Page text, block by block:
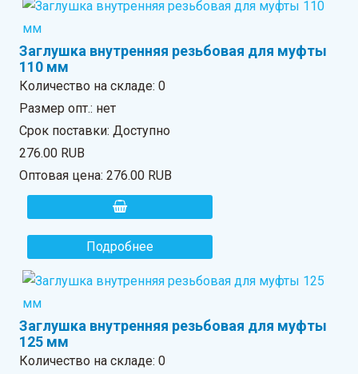
Заглушка внутренняя резьбовая для муфты
110 мм
Количество на складе:0
Размер опт.: нет
Срок поставки: Доступно
276.00 RUB
Оптовая цена:276.00 RUB
Подробнее
Заглушка внутренняя резьбовая для муфты
125 мм
Количество на складе:0